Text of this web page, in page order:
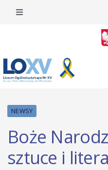
NEWSY
Boże
sztuce i